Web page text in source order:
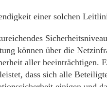
einer solchen
können über die
aller beeinträchtigen.
dass sich alle